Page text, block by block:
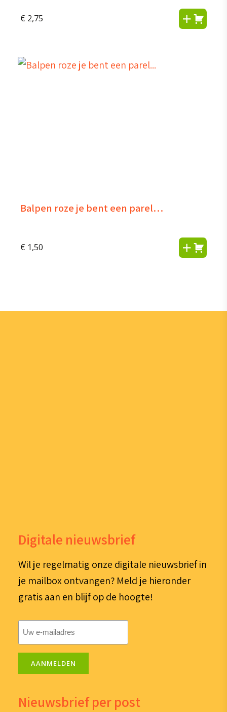
€ 2,75
Balpen roze je bent een parel…
€ 1,50
Digitale nieuwsbrief
Wil je regelmatig onze digitale nieuwsbrief in
je mailbox ontvangen? Meld je hieronder
gratis aan en blijf op de hoogte!
AANMELDEN
Nieuwsbrief per post